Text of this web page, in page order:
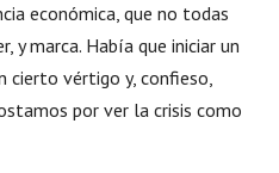
económica, que no todas
y marca. Había que iniciar un
cierto vértigo y, confieso,
por ver la crisis como